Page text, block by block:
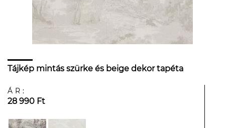
Tájkép mintás szürke és beige dekor tapéta
ÁR:
28 990 Ft